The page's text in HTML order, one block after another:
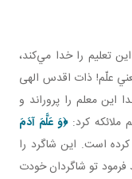
تعليم را خدا مي‌کند،
علّم! ذات اقدس الهی
اين معلم را پروراند و
ملائکه کرد:﴿وَ عَلَّمَ آدَمَ
است. اين شاگرد را
فرمود تو شاگردان خودت